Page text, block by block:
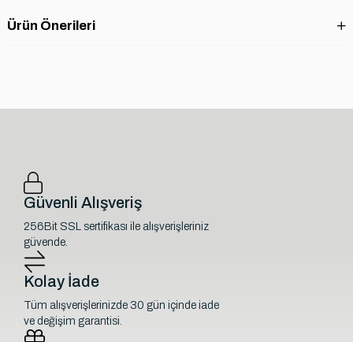
Ürün Önerileri
Güvenli Alışveriş
256Bit SSL sertifikası ile alışverişleriniz
güvende.
Kolay İade
Tüm alışverişlerinizde 30 gün içinde iade
ve değişim garantisi.